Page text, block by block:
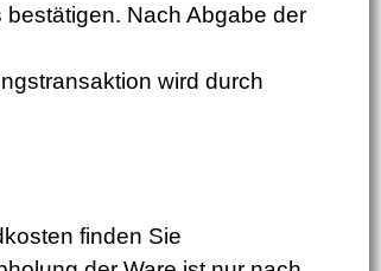
Nach Abgabe der
wird durch
finden Sie